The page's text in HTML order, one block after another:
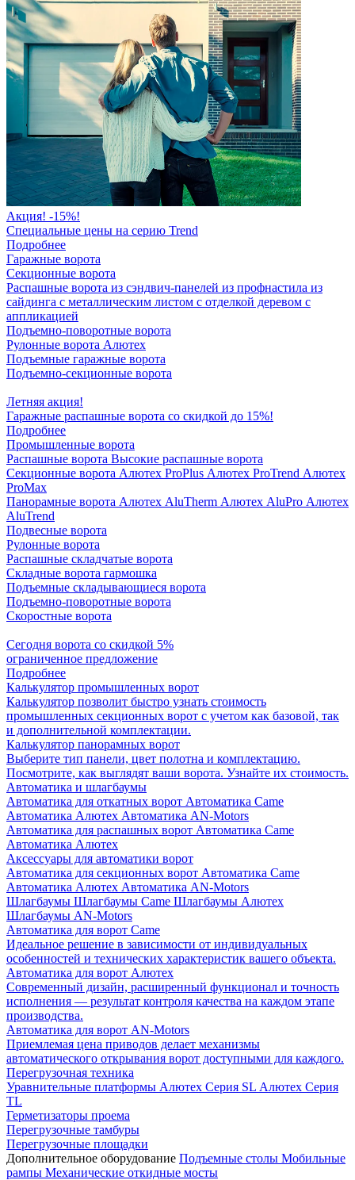
Акция! -15%!
Специальные цены на серию Trend
Подробнее
Гаражные ворота
Секционные ворота
Распашные ворота из сэндвич-панелей из профнастила из
сайдинга с металлическим листом с отделкой деревом с
аппликацией
Подъемно-поворотные ворота
Рулонные ворота Алютех
Подъемные гаражные ворота
Подъемно-секционные ворота
Летняя акция!
Гаражные распашные ворота со скидкой до 15%!
Подробнее
Промышленные ворота
Распашные ворота Высокие распашные ворота
Секционные ворота Алютех ProPlus Алютех ProTrend Алютех
ProMax
Панорамные ворота Алютех AluTherm Алютех AluPro Алютех
AluTrend
Подвесные ворота
Рулонные ворота
Распашные складчатые ворота
Складные ворота гармошка
Подъемные складывающиеся ворота
Подъемно-поворотные ворота
Скоростные ворота
Сегодня ворота со скидкой 5%
ограниченное предложение
Подробнее
Калькулятор промышленных ворот
Калькулятор позволит быстро узнать стоимость
промышленных секционных ворот с учетом как базовой, так
и дополнительной комплектации.
Калькулятор панорамных ворот
Выберите тип панели, цвет полотна и комплектацию.
Посмотрите, как выглядят ваши ворота. Узнайте их стоимость.
Автоматика и шлагбаумы
Автоматика для откатных ворот Автоматика Came
Автоматика Алютех Автоматика AN-Motors
Автоматика для распашных ворот Автоматика Came
Автоматика Алютех
Аксессуары для автоматики ворот
Автоматика для секционных ворот Автоматика Came
Автоматика Алютех Автоматика AN-Motors
Шлагбаумы Шлагбаумы Came Шлагбаумы Алютех
Шлагбаумы AN-Motors
Автоматика для ворот Came
Идеальное решение в зависимости от индивидуальных
особенностей и технических характеристик вашего объекта.
Автоматика для ворот Алютех
Современный дизайн, расширенный функционал и точность
исполнения — результат контроля качества на каждом этапе
производства.
Автоматика для ворот AN-Motors
Приемлемая цена приводов делает механизмы
автоматического открывания ворот доступными для каждого.
Перегрузочная техника
Уравнительные платформы Алютех Серия SL Алютех Серия
TL
Герметизаторы проема
Перегрузочные тамбуры
Перегрузочные площадки
Дополнительное оборудование Подъемные столы Мобильные
рампы Механические откидные мосты